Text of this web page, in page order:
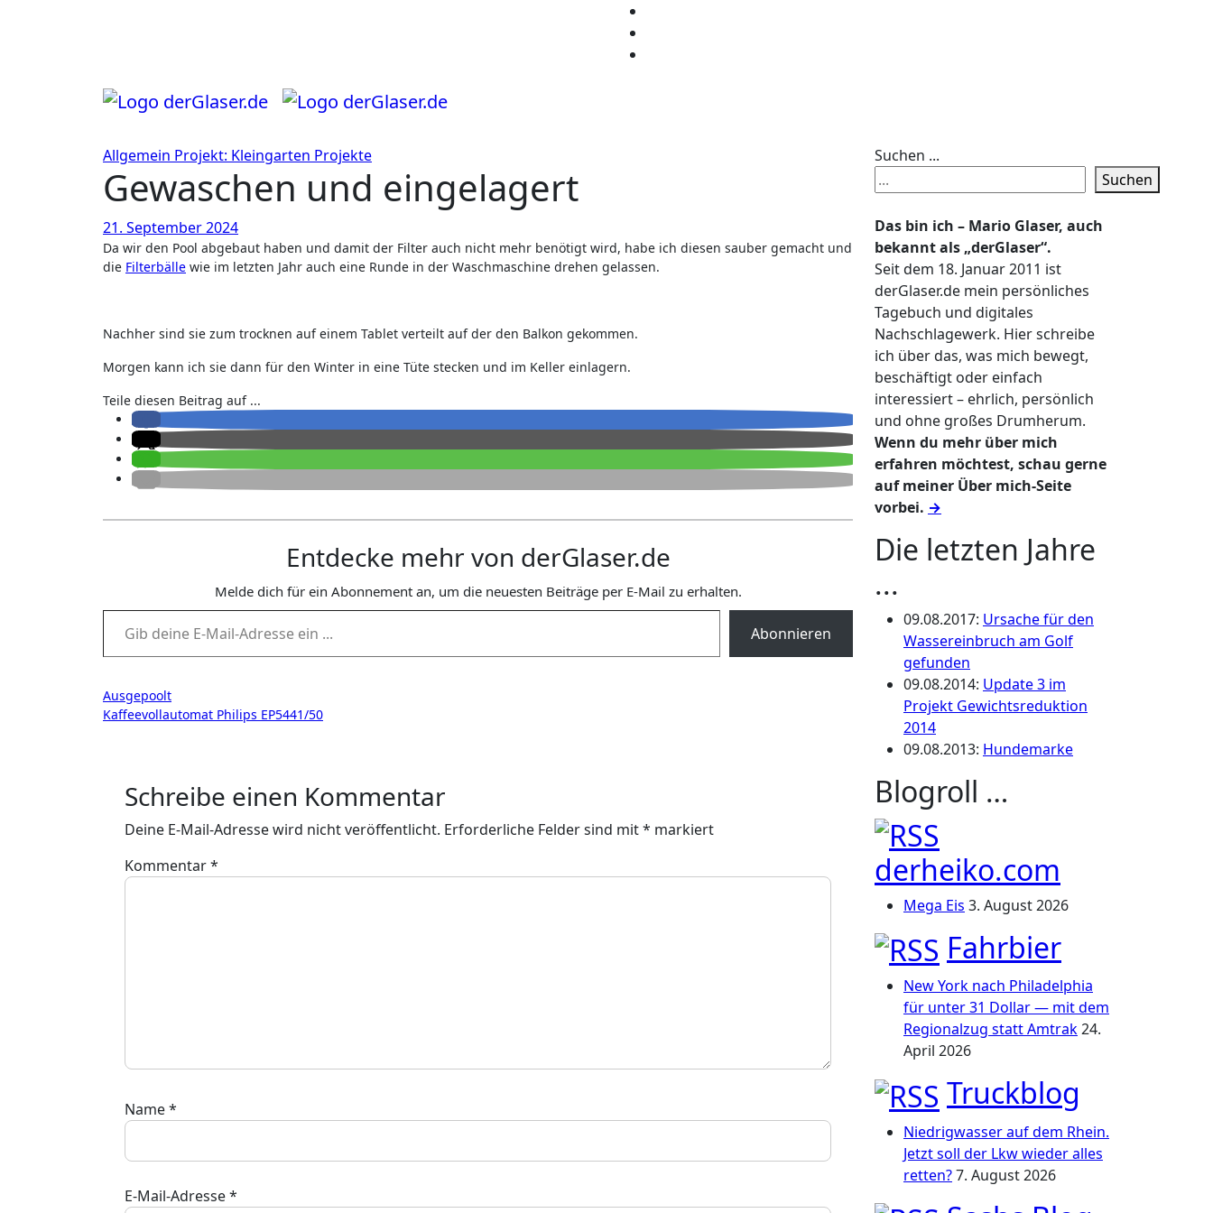
Allgemein Projekt: Kleingarten Projekte
Gewaschen und eingelagert
21. September 2024
Da wir den Pool abgebaut haben und damit der Filter auch nicht mehr benötigt wird, habe ich diesen sauber gemacht und
die Filterbälle wie im letzten Jahr auch eine Runde in der Waschmaschine drehen gelassen.
Nachher sind sie zum trocknen auf einem Tablet verteilt auf der den Balkon gekommen.
Morgen kann ich sie dann für den Winter in eine Tüte stecken und im Keller einlagern.
Teile diesen Beitrag auf ...
Entdecke mehr von derGlaser.de
Melde dich für ein Abonnement an, um die neuesten Beiträge per E-Mail zu erhalten.
Gib deine E-Mail-Adresse ein ...
Abonnieren
Beitragsnavigation
Ausgepoolt
Kaffeevollautomat Philips EP5441/50
Schreibe einen Kommentar
Deine E-Mail-Adresse wird nicht veröffentlicht. Erforderliche Felder sind mit* markiert
Kommentar*
Name*
E-Mail-Adresse*
Suchen ...
Suchen
Das bin ich – Mario Glaser, auch
bekannt als „derGlaser“.
Seit dem 18. Januar 2011 ist
derGlaser.de mein persönliches
Tagebuch und digitales
Nachschlagewerk. Hier schreibe
ich über das, was mich bewegt,
beschäftigt oder einfach
interessiert – ehrlich, persönlich
und ohne großes Drumherum.
Wenn du mehr über mich
erfahren möchtest, schau gerne
auf meiner Über mich-Seite
vorbei. →
Die letzten Jahre
...
09.08.2017: Ursache für den
Wassereinbruch am Golf
gefunden
09.08.2014: Update 3 im
Projekt Gewichtsreduktion
2014
09.08.2013: Hundemarke
Blogroll …
derheiko.com
Mega Eis 3. August 2026
Fahrbier
New York nach Philadelphia
für unter 31 Dollar — mit dem
Regionalzug statt Amtrak24.
April 2026
Truckblog
Niedrigwasser auf dem Rhein.
Jetzt soll der Lkw wieder alles
retten?7. August 2026